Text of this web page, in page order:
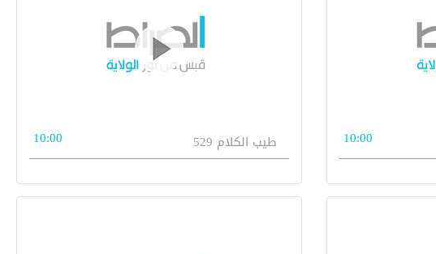
10:00 طيب الكلام 529 10:00